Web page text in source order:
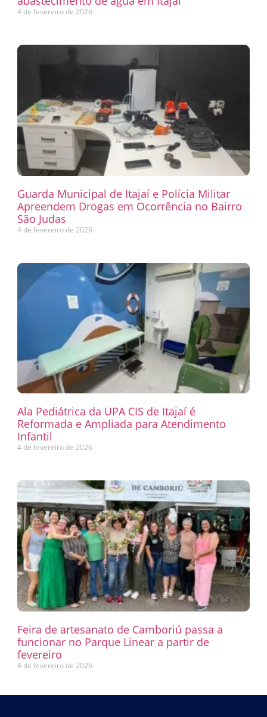
4 de fevereiro de 2026
Guarda Municipal de Itajaí e Polícia Militar
Apreendem Drogas em Ocorrência no Bairro
São Judas
4 de fevereiro de 2026
Ala Pediátrica da UPA CIS de Itajaí é
Reformada e Ampliada para Atendimento
Infantil
4 de fevereiro de 2026
Feira de artesanato de Camboriú passa a
funcionar no Parque Linear a partir de
fevereiro
4 de fevereiro de 2026